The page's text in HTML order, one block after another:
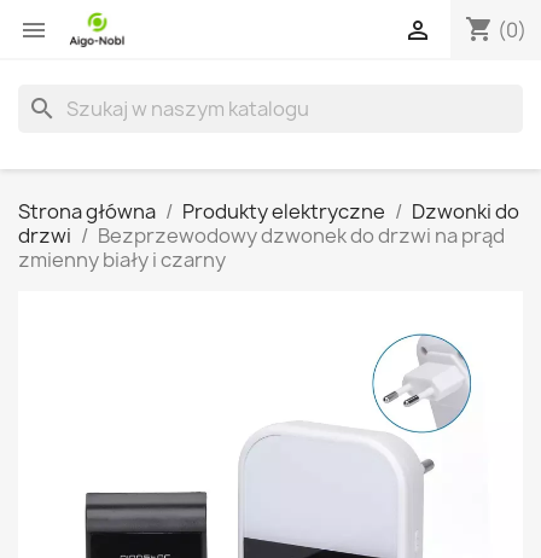
 shopping_cart (0)

search
Strona główna Produkty elektryczne
Dzwonki do
drzwi
Bezprzewodowy dzwonek do drzwi na prąd
zmienny biały i czarny